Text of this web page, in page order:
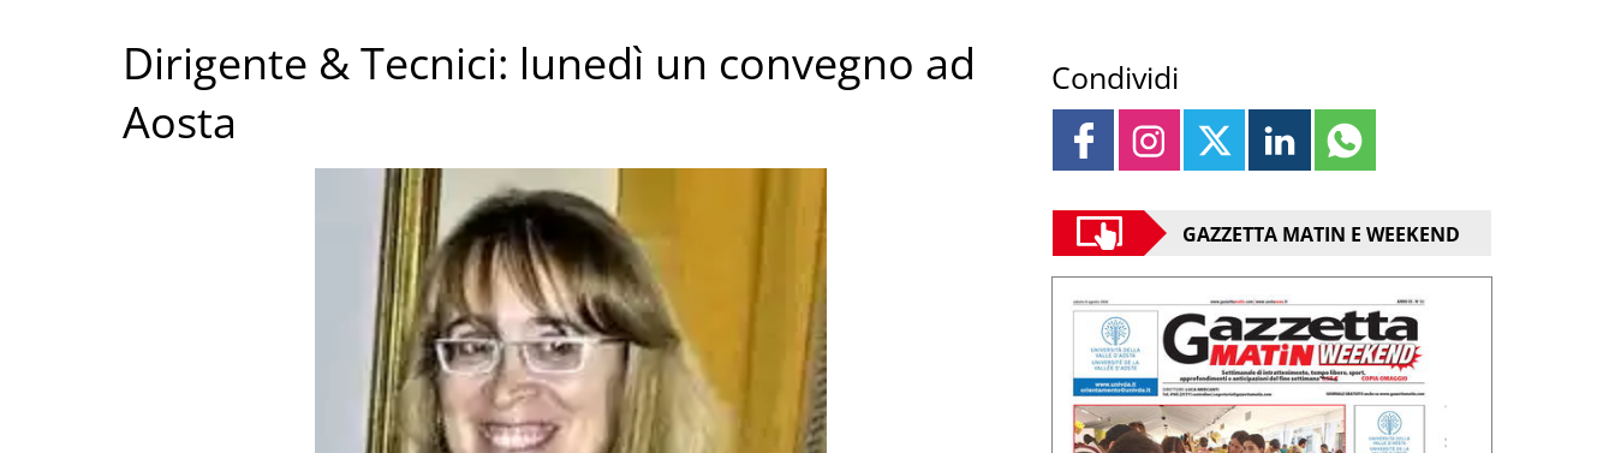
Dirigente & Tecnici: lunedì un convegno ad
Aosta
Condividi
GAZZETTA MATIN E WEEKEND